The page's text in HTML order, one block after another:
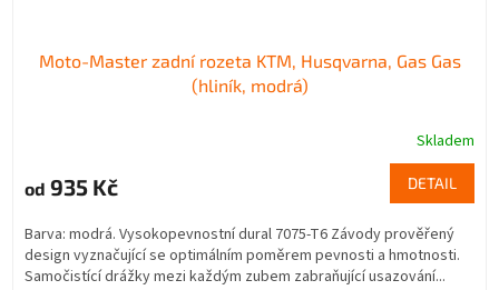
Moto-Master zadní rozeta KTM, Husqvarna, Gas Gas
(hliník, modrá)
Skladem
od 935 Kč DETAIL
Barva: modrá. Vysokopevnostní dural 7075-T6 Závody prověřený
design vyznačující se optimálním poměrem pevnosti a hmotnosti.
Samočistící drážky mezi každým zubem zabraňující usazování...